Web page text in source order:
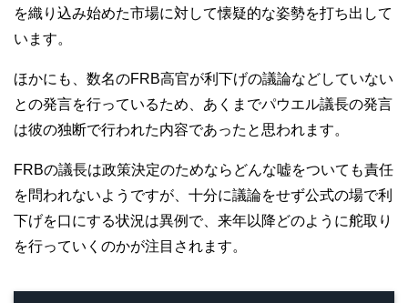
を織り込み始めた市場に対して懐疑的な姿勢を打ち出して
います。
ほかにも、数名のFRB高官が利下げの議論などしていない
との発言を行っているため、あくまでパウエル議長の発言
は彼の独断で行われた内容であったと思われます。
FRBの議長は政策決定のためならどんな嘘をついても責任
を問われないようですが、十分に議論をせず公式の場で利
下げを口にする状況は異例で、来年以降どのように舵取り
を行っていくのかが注目されます。